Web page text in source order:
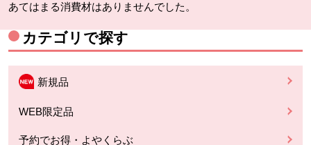
あてはまる消費材はありませんでした。
カテゴリで探す
新規品
WEB限定品
予約でお得・よやくらぶ